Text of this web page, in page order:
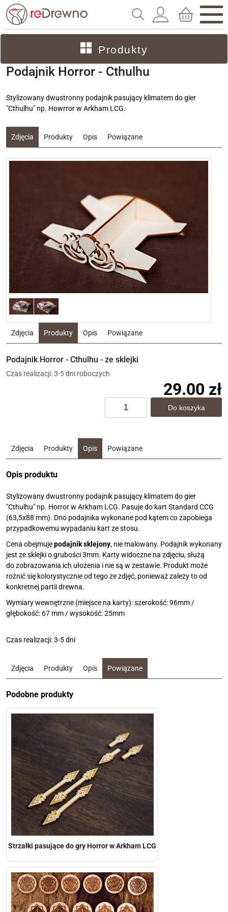
Produkty
Podajnik Horror - Cthulhu
Stylizowany dwustronny podajnik pasujący klimatem do gier
"Cthulhu" np. Howrror w Arkham LCG.
Zdjęcia Produkty Opis Powiązane
Zdjęcia Produkty Opis Powiązane
Podajnik Horror - Cthulhu - ze sklejki
Czas realizacji: 3-5 dni roboczych
29.00 zł
Zdjęcia Produkty Opis Powiązane
Opis produktu
Stylizowany dwustronny podajnik pasujący klimatem do gier
"Cthulhu" np. Horror w Arkham LCG. Pasuje do kart Standard CCG
(63,5x88 mm). Dno podajnika wykonane pod kątem co zapobiega
przypadkowemu wypadaniu kart ze stosu.
Cena obejmujepodajnik sklejony, nie malowany. Podajnik wykonany
jest ze sklejki o grubości 3mm. Karty widoczne na zdjęciu, służą
do zobrazowania ich ułożenia i nie są w zestawie. Produkt może
rożnić się kolorystycznie od tego ze zdjęć, ponieważ zależy to od
konkretnej partii drewna.
Wymiary wewnętrzne (miejsce na karty): szerokość: 96mm /
głębokość: 67 mm / wysokość: 25mm
Czas realizacji: 3-5 dni
Zdjęcia Produkty Opis Powiązane
Podobne produkty
Strzałki pasujące do gry Horror w Arkham LCG